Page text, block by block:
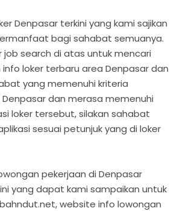
Denpasar terkini yang kami sajikan
bagi sahabat semuanya.
job search di atas untuk mencari
loker terbaru area Denpasar dan
yang memenuhi kriteria
dan merasa memenuhi
loker tersebut, silakan sahabat
sesuai petunjuk yang di loker
pekerjaan di Denpasar
yang dapat kami sampaikan untuk
website info lowongan